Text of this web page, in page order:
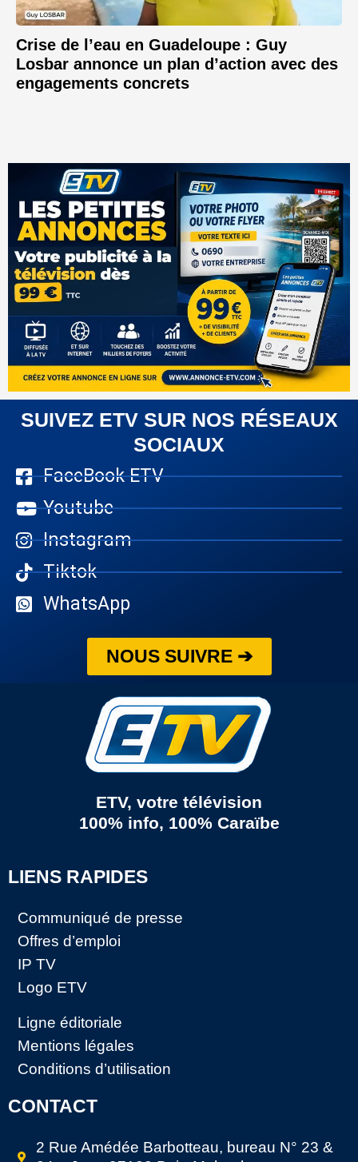
Crise de l’eau en Guadeloupe : Guy
Losbar annonce un plan d’action avec des
engagements concrets
SUIVEZ ETV SUR NOS RÉSEAUX
SOCIAUX
FaceBook ETV
Youtube
Instagram
Tiktok
WhatsApp
NOUS SUIVRE ➔
ETV, votre télévision
100% info, 100% Caraïbe
LIENS RAPIDES
Communiqué de presse
Offres d’emploi
IP TV
Logo ETV
Ligne éditoriale
Mentions légales
Conditions d’utilisation
CONTACT
2 Rue Amédée Barbotteau, bureau N° 23 &